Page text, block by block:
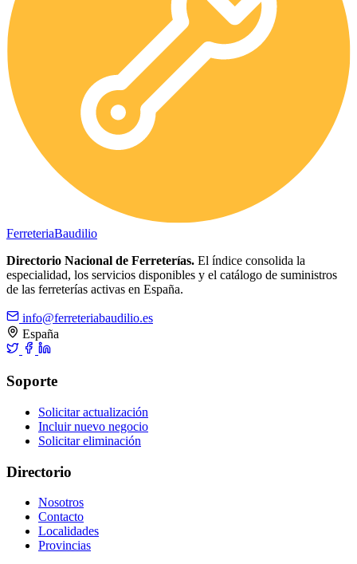
FerreteriaBaudilio
Directorio Nacional de Ferreterías. El índice consolida la
especialidad, los servicios disponibles y el catálogo de suministros
de las ferreterías activas en España.
info@ferreteriabaudilio.es
España
Soporte
Solicitar actualización
Incluir nuevo negocio
Solicitar eliminación
Directorio
Nosotros
Contacto
Localidades
Provincias